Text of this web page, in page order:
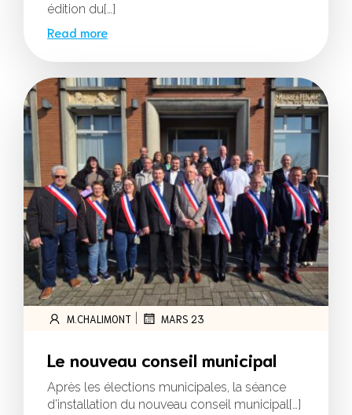
édition du[…]
Read more
M.CHALIMONT MARS 23
Le nouveau conseil municipal
Après les élections municipales, la séance
d’installation du nouveau conseil municipal[…]